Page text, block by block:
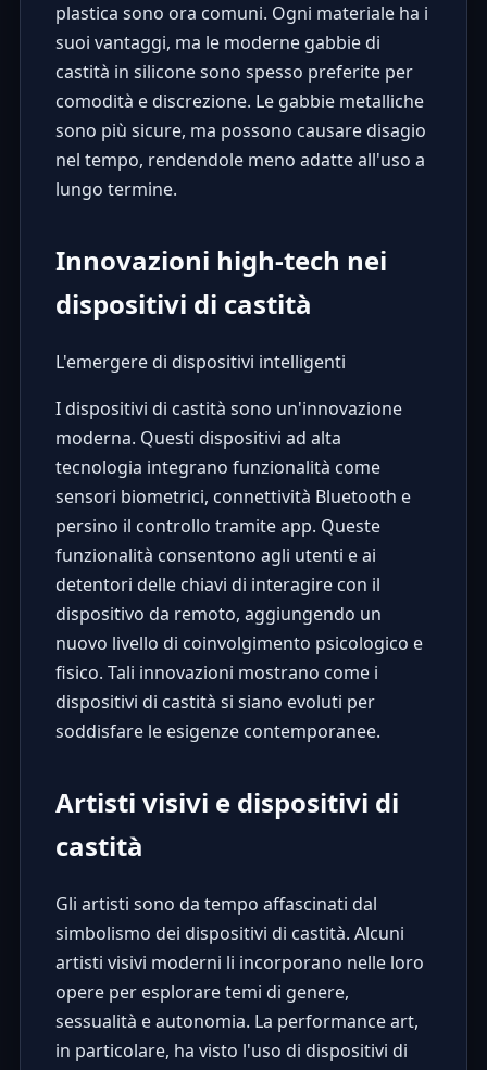
plastica sono ora comuni. Ogni materiale ha i
suoi vantaggi, ma le moderne gabbie di
castità in silicone sono spesso preferite per
comodità e discrezione. Le gabbie metalliche
sono più sicure, ma possono causare disagio
nel tempo, rendendole meno adatte all'uso a
lungo termine.
Innovazioni high-tech nei
dispositivi di castità
L'emergere di dispositivi intelligenti
I dispositivi di castità sono un'innovazione
moderna. Questi dispositivi ad alta
tecnologia integrano funzionalità come
sensori biometrici, connettività Bluetooth e
persino il controllo tramite app. Queste
funzionalità consentono agli utenti e ai
detentori delle chiavi di interagire con il
dispositivo da remoto, aggiungendo un
nuovo livello di coinvolgimento psicologico e
fisico. Tali innovazioni mostrano come i
dispositivi di castità si siano evoluti per
soddisfare le esigenze contemporanee.
Artisti visivi e dispositivi di
castità
Gli artisti sono da tempo affascinati dal
simbolismo dei dispositivi di castità. Alcuni
artisti visivi moderni li incorporano nelle loro
opere per esplorare temi di genere,
sessualità e autonomia. La performance art,
in particolare, ha visto l'uso di dispositivi di